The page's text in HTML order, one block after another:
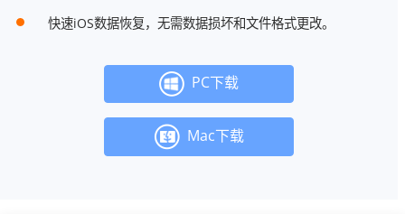
快速iOS数据恢复，无需数据损坏和文件格式更改。
PC下载
Mac下载